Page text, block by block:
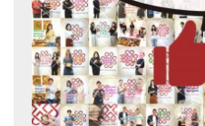
アマナマナのシンギングボウル
チベット・シンギングボウル
新・鍛造スペシャル